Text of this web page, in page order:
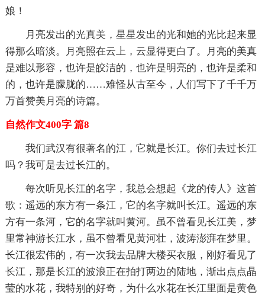
娘！
月亮发出的光真美，星星发出的光和她的光比起来显
得那么暗淡。月亮照在云上，云显得更白了。月亮的美真
是难以形容，也许是皎洁的，也许是明亮的，也许是柔和
的，也许是朦胧的……难怪从古至今，人们写下了千千万
万首赞美月亮的诗篇。
自然作文400字 篇8
我们武汉有很著名的江，它就是长江。你们去过长江
吗？我可是去过长江的。
每次听见长江的名字，我总会想起《龙的传人》这首
歌：遥远的东方有一条江，它的名字就叫长江。遥远的东
方有一条河，它的名字就叫黄河。虽不曾看见长江美，梦
里常神游长江水，虽不曾看见黄河壮，波涛澎湃在梦里。
长江很宏伟的，有一次我去品牌大楼买衣服，刚好看见了
长江，那是长江的波浪正在拍打两边的陆地，渐出点点晶
莹的水花，我特别的好奇，为什么水花在长江里面是黄色